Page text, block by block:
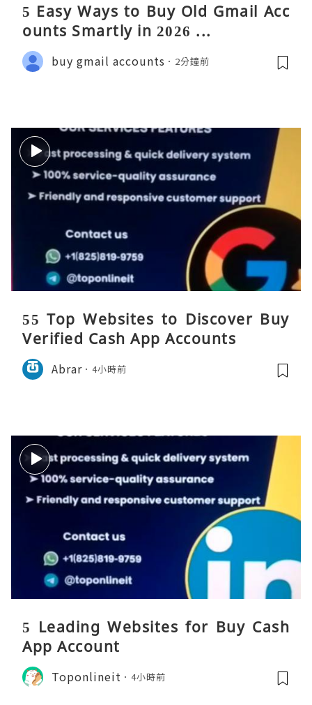
5 Easy Ways to Buy Old Gmail Acc
ounts Smartly in 2026 ...
buy gmail accounts 2分鐘前
55 Top Websites to Discover Buy
Verified Cash App Accounts
Abrar 4小時前
5 Leading Websites for Buy Cash
App Account
Toponlineit 4小時前